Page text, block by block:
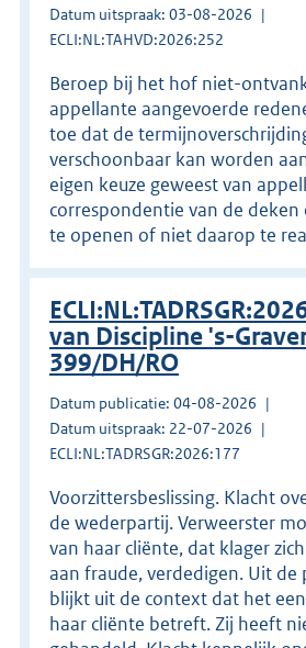
Datum uitspraak: 03-08-2026
ECLI:NL:TAHVD:2026:252
Beroep bij het hof niet-
appellante aangevoerde
toe dat de
verschoonbaar kan worden
eigen keuze geweest van
correspondentie van de
te openen of niet daarop te
van Discipline 's-
399/DH/RO
Datum publicatie: 04-08-2026
Datum uitspraak: 22-07-2026
ECLI:NL:TADRSGR:2026:177
Voorzittersbeslissing. Klacht
de wederpartij. Verweerster
van haar cliënte, dat klager
aan fraude, verdedigen. Uit de
blijkt uit de context dat het
haar cliënte betreft. Zij heeft